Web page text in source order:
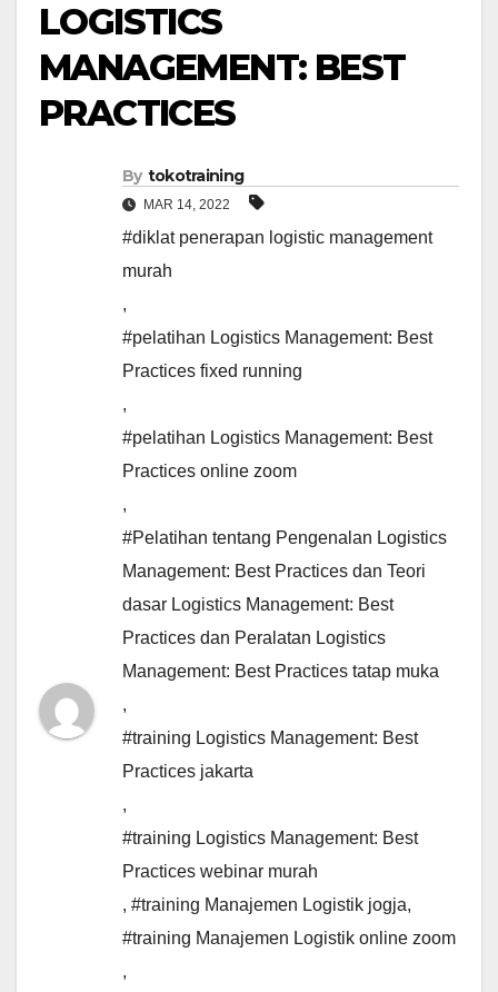
LOGISTICS
MANAGEMENT: BEST
PRACTICES
By tokotraining
MAR 14, 2022
#diklat penerapan logistic management
murah
,
#pelatihan Logistics Management: Best
Practices fixed running
,
#pelatihan Logistics Management: Best
Practices online zoom
,
#Pelatihan tentang Pengenalan Logistics
Management: Best Practices dan Teori
dasar Logistics Management: Best
Practices dan Peralatan Logistics
Management: Best Practices tatap muka
,
#training Logistics Management: Best
Practices jakarta
,
#training Logistics Management: Best
Practices webinar murah
, #training Manajemen Logistik jogja,
#training Manajemen Logistik online zoom
,